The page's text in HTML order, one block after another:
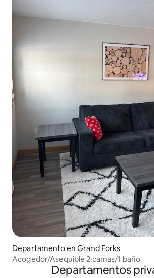
Departamento en Grand Forks
Acogedor/Asequible 2 camas/1 baño
Departamentos